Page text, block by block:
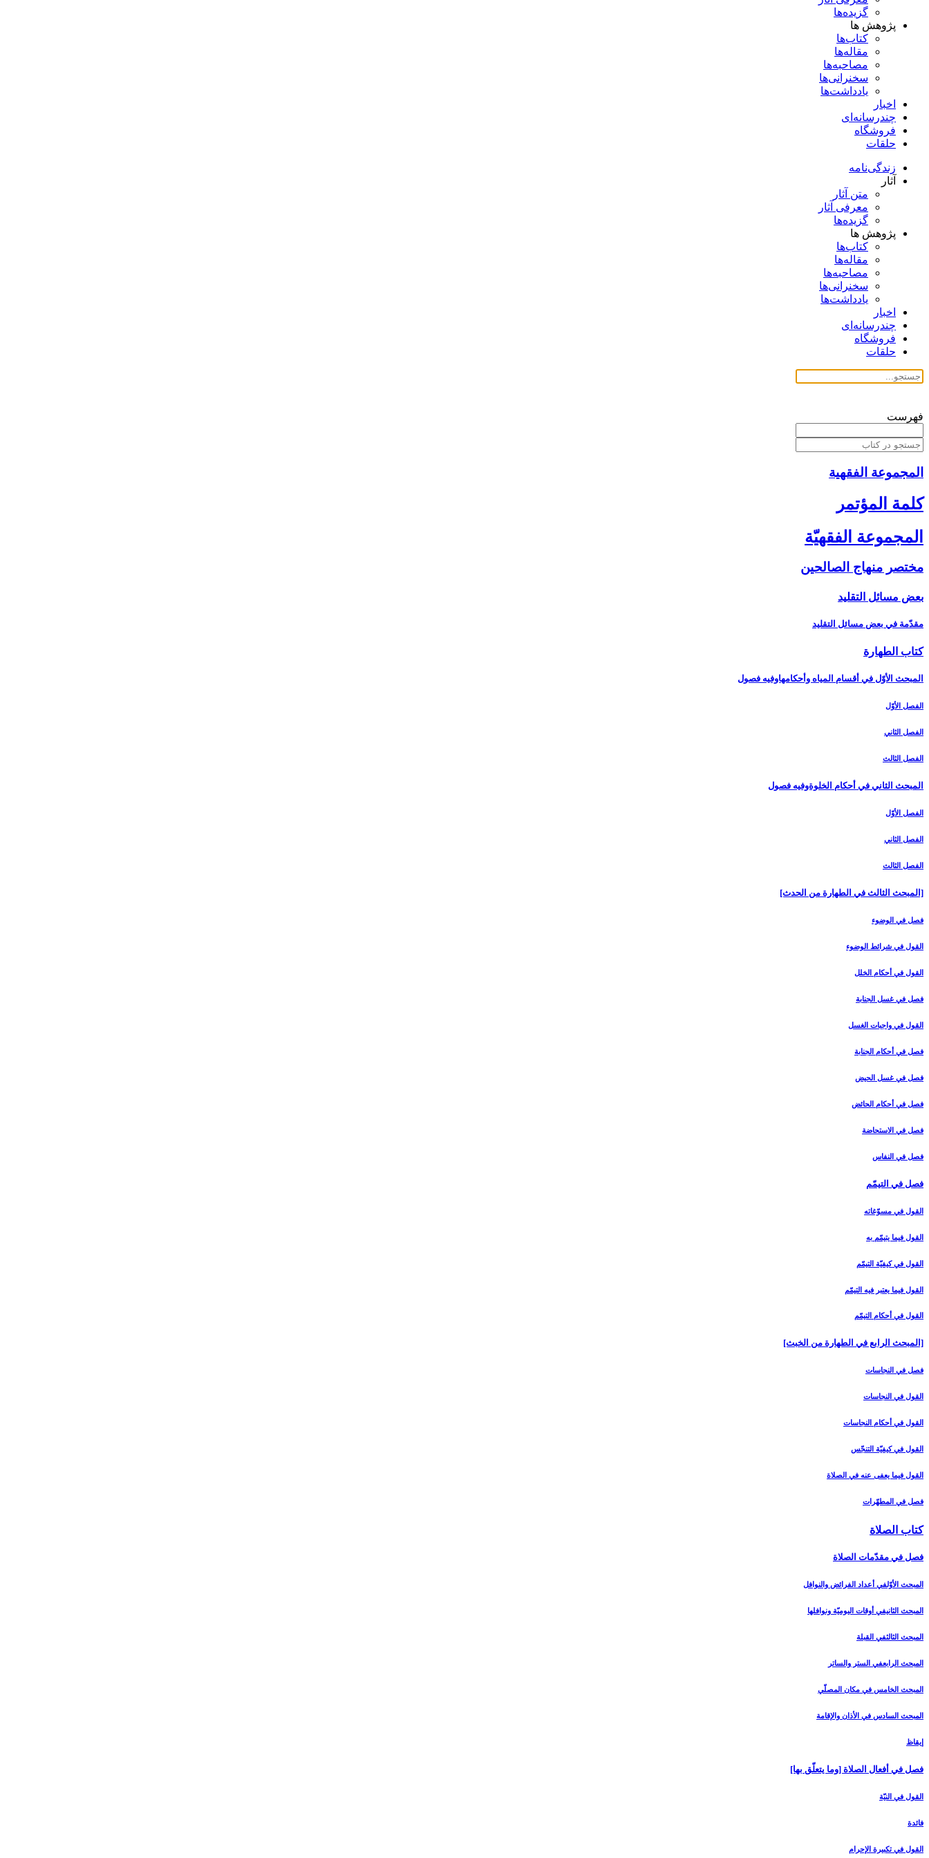
گزیده‌ها
پژوهش ها
کتاب‌ها
مقاله‌ها
مصاحبه‌ها
سخنرانی‌ها
یادداشت‌ها
اخبار
چندرسانه‌ای
فروشگاه
حلقات
زندگی‌نامه
آثار
متن آثار
معرفی آثار
گزیده‌ها
پژوهش ها
کتاب‌ها
مقاله‌ها
مصاحبه‌ها
سخنرانی‌ها
یادداشت‌ها
اخبار
چندرسانه‌ای
فروشگاه
حلقات
فهرست
المجموعة الفقهیة
كلمة المؤتمر
المجموعة الفقهيّة
مختصر منهاج الصالحين‏
بعض مسائل التقليد
مقدّمة في بعض مسائل التقليد
كتاب الطهارة
المبحث الأوّل في أقسام المياه وأحكامهاوفيه فصول‏
الفصل الأوّل‏
الفصل الثاني‏
الفصل الثالث‏
المبحث الثاني في أحكام الخلوةوفيه فصول
الفصل الأوّل‏
الفصل الثاني‏
الفصل الثالث‏
[المبحث الثالث في الطهارة من الحدث‏]
فصل في الوضوء
القول في شرائط الوضوء
القول في أحكام الخلل‏
فصل في غسل الجنابة
القول في واجبات الغسل‏
فصل في أحكام الجنابة
فصل في غسل الحيض‏
فصل في أحكام الحائض‏
فصل في الاستحاضة
فصل في النفاس‏
فصل في التيمّم‏
القول في مسوّغاته‏
القول فيما يتيمّم به‏
القول في كيفيّة التيمّم‏
القول فيما يعتبر فيه التيمّم‏
القول في أحكام التيمّم‏
[المبحث الرابع في الطهارة من الخبث‏]
فصل في النجاسات‏
القول في النجاسات‏
القول في أحكام النجاسات‏
القول في كيفيّة التنجّس‏
القول فيما يعفى عنه في الصلاة
فصل في المطهّرات‏
كتاب الصلاة
فصل في مقدّمات الصلاة
المبحث الأوّل‏في أعداد الفرائض والنوافل‏
المبحث الثاني‏في أوقات اليوميّة ونوافلها
المبحث الثالث‏في القبلة
المبحث الرابع‏في الستر والساتر
المبحث الخامس ‏في مكان المصلّي‏
المبحث السادس‏ في الأذان والإقامة
إيقاظ
فصل في أفعال الصلاة [وما يتعلّق بها]
القول في النيّة
فائدة
القول في تكبيرة الإحرام‏